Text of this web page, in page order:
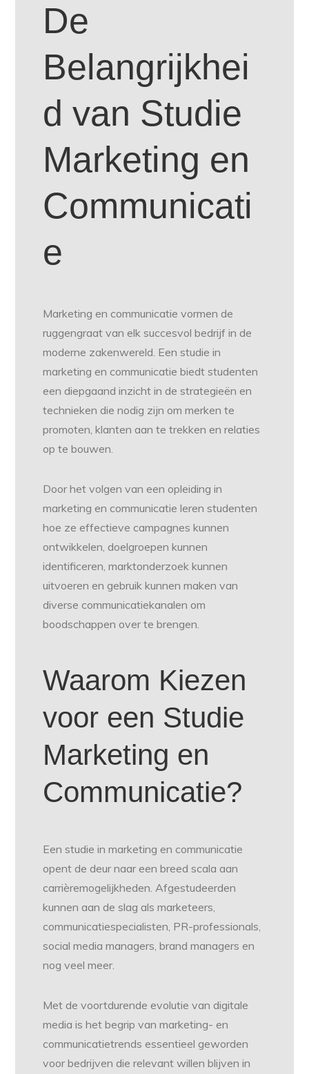
De
Belangrijkhei
d van Studie
Marketing en
Communicati
e
Marketing en communicatie vormen de
ruggengraat van elk succesvol bedrijf in de
moderne zakenwereld. Een studie in
marketing en communicatie biedt studenten
een diepgaand inzicht in de strategieën en
technieken die nodig zijn om merken te
promoten, klanten aan te trekken en relaties
op te bouwen.
Door het volgen van een opleiding in
marketing en communicatie leren studenten
hoe ze effectieve campagnes kunnen
ontwikkelen, doelgroepen kunnen
identificeren, marktonderzoek kunnen
uitvoeren en gebruik kunnen maken van
diverse communicatiekanalen om
boodschappen over te brengen.
Waarom Kiezen
voor een Studie
Marketing en
Communicatie?
Een studie in marketing en communicatie
opent de deur naar een breed scala aan
carrièremogelijkheden. Afgestudeerden
kunnen aan de slag als marketeers,
communicatiespecialisten, PR-professionals,
social media managers, brand managers en
nog veel meer.
Met de voortdurende evolutie van digitale
media is het begrip van marketing- en
communicatietrends essentieel geworden
voor bedrijven die relevant willen blijven in